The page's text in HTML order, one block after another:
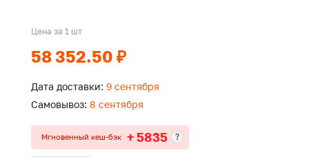
Цена за 1 шт
58 352.50 ₽
Дата доставки: 9 сентября
Самовывоз: 8 сентября
Мгновенный кеш-бэк + 5835 ?